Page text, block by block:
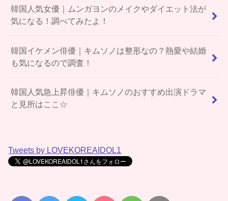
韓国人気女優｜ムンガヨンのメイクやダイエット法が
気になる！調べてみたよ！
韓国イケメン俳優｜キムソノは整形なの？熱愛や結婚
も気になるので調査！
韓国人気急上昇俳優｜キムソノのおすすめ出演ドラマ
と見所はここ☆
Tweets by LOVEKOREAIDOL1